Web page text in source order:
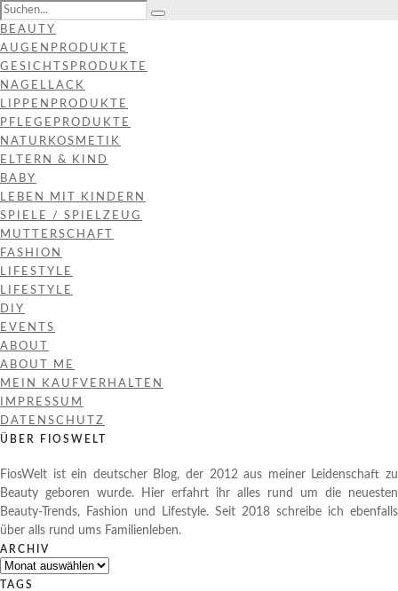
BEAUTY
AUGENPRODUKTE
GESICHTSPRODUKTE
NAGELLACK
LIPPENPRODUKTE
PFLEGEPRODUKTE
NATURKOSMETIK
ELTERN & KIND
BABY
LEBEN MIT KINDERN
SPIELE / SPIELZEUG
MUTTERSCHAFT
FASHION
LIFESTYLE
LIFESTYLE
DIY
EVENTS
ABOUT
ABOUT ME
MEIN KAUFVERHALTEN
IMPRESSUM
DATENSCHUTZ
ÜBER FIOSWELT
FiosWelt ist ein deutscher Blog, der 2012 aus meiner Leidenschaft zu
Beauty geboren wurde. Hier erfahrt ihr alles rund um die neuesten
Beauty-Trends, Fashion und Lifestyle. Seit 2018 schreibe ich ebenfalls
über alls rund ums Familienleben.
ARCHIV
Archiv
TAGS